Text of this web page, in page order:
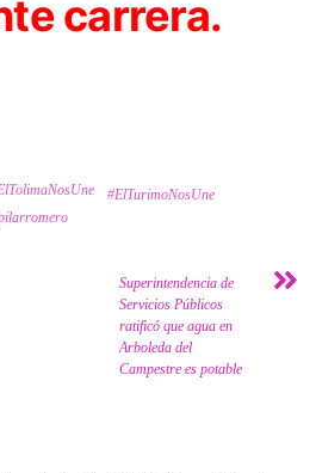
carrera.
#ElTurimoNosUne
Superintendencia de
Servicios Públicos
ratificó que agua en
Arboleda del
Campestre es potable